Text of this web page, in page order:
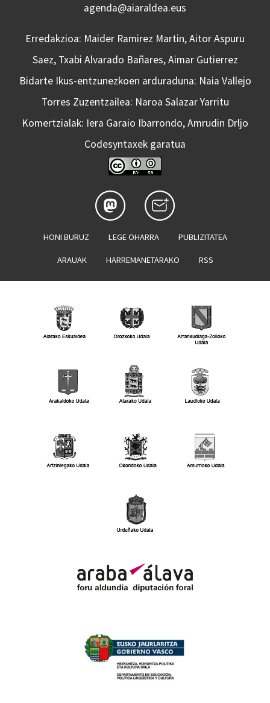
agenda@aiaraldea.eus
Erredakzioa: Maider Ramirez Martin, Aitor Aspuru
Saez, Txabi Alvarado Bañares, Aimar Gutierrez
Bidarte Ikus-entzunezkoen arduraduna: Naia Vallejo
Torres Zuzentzailea: Naroa Salazar Yarritu
Komertzialak: Iera Garaio Ibarrondo, Amrudin Drljo
Codesyntaxek garatua
HONI BURUZ LEGE OHARRA PUBLIZITATEA
ARAUAK HARREMANETARAKO RSS